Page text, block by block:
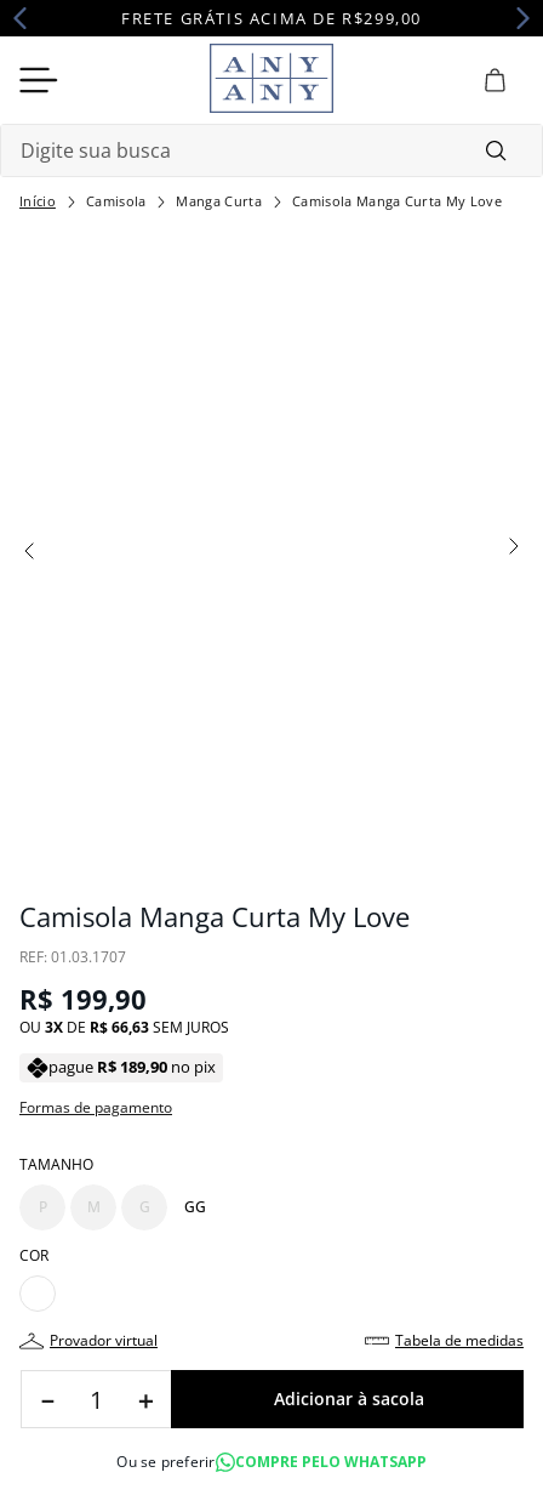
FRETE GRÁTIS ACIMA DE R$299,00
Camisola Manga Curta Camisola Manga Curta My Love
Camisola Manga Curta My Love
: 01.03.1707
R$ 199,90
OU 3 DE R$66,63SEM JUROS
pague R$ 189,90 no pix
Formas de pagamento
TAMANHO
P M G GG
COR
provador virtual tabela de medidas
＋
－
Ou se preferir COMPRE PELO WHATSAPP
Termos mais buscados